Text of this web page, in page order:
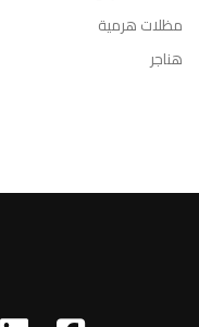
مظلات هرمية
هناجر